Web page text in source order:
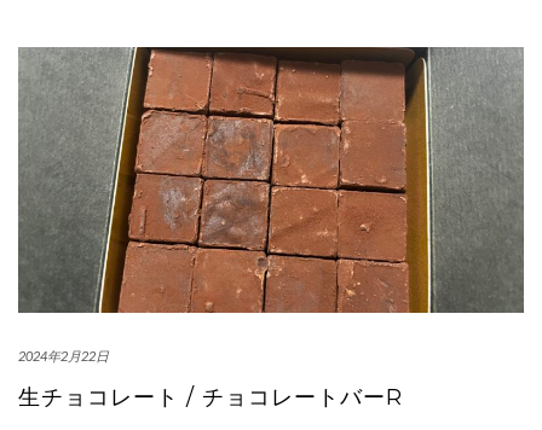
2024年2月22日
生チョコレート / チョコレートバーR